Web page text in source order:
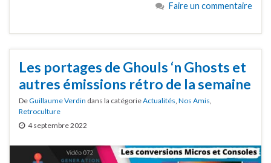
Faire un commentaire
Les portages de Ghouls ‘n Ghosts et
autres émissions rétro de la semaine
DeGuillaume Verdin dans la catégorieActualités Nos Amis
Retroculture
4 septembre 2022